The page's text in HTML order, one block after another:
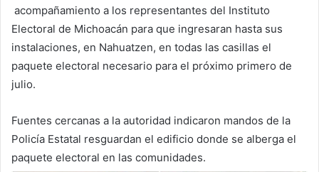
acompañamiento a los representantes del Instituto
Electoral de Michoacán para que ingresaran hasta sus
instalaciones, en Nahuatzen, en todas las casillas el
paquete electoral necesario para el próximo primero de
julio.
Fuentes cercanas a la autoridad indicaron mandos de la
Policía Estatal resguardan el edificio donde se alberga el
paquete electoral en las comunidades.